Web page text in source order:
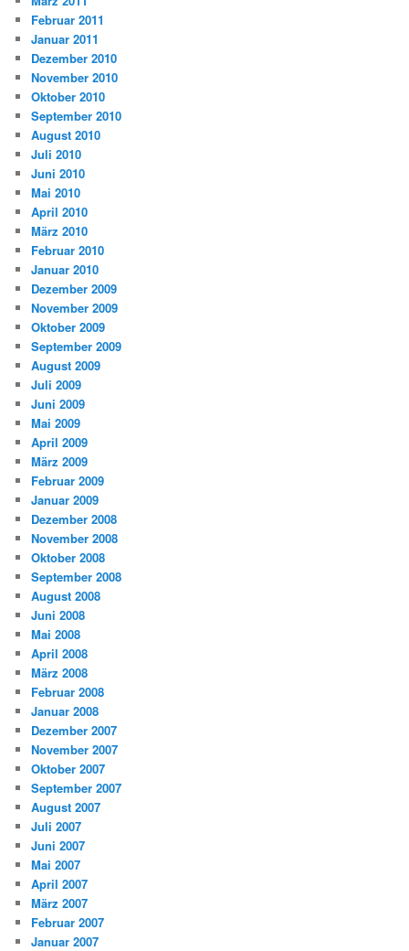
Februar 2011
Januar 2011
Dezember 2010
November 2010
Oktober 2010
September 2010
August 2010
Juli 2010
Juni 2010
Mai 2010
April 2010
März 2010
Februar 2010
Januar 2010
Dezember 2009
November 2009
Oktober 2009
September 2009
August 2009
Juli 2009
Juni 2009
Mai 2009
April 2009
März 2009
Februar 2009
Januar 2009
Dezember 2008
November 2008
Oktober 2008
September 2008
August 2008
Juni 2008
Mai 2008
April 2008
März 2008
Februar 2008
Januar 2008
Dezember 2007
November 2007
Oktober 2007
September 2007
August 2007
Juli 2007
Juni 2007
Mai 2007
April 2007
März 2007
Februar 2007
Januar 2007